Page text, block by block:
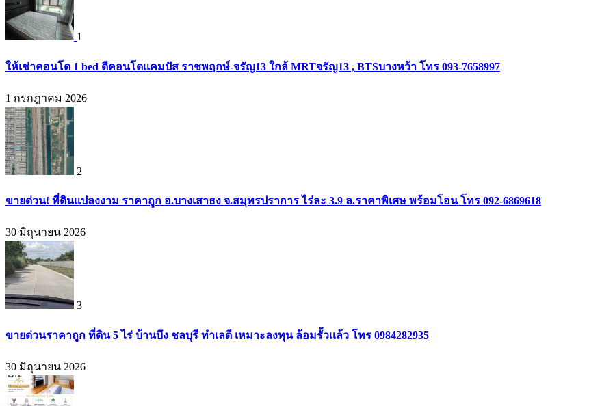
1
ให้เช่าคอนโด 1 bed ดีคอนโดแคมปัส ราชพฤกษ์-จรัญ13 ใกล้ MRTจรัญ13 , BTSบางหว้า โทร 093-7658997
1 กรกฎาคม 2026
2
ขายด่วน! ที่ดินแปลงงาม ราคาถูก อ.บางเสาธง จ.สมุทรปราการ ไร่ละ 3.9 ล.ราคาพิเศษ พร้อมโอน โทร 092-6869618
30 มิถุนายน 2026
3
ขายด่วนราคาถูก ที่ดิน 5 ไร่ บ้านบึง ชลบุรี ทำเลดี เหมาะลงทุน ล้อมรั้วแล้ว โทร 0984282935
30 มิถุนายน 2026